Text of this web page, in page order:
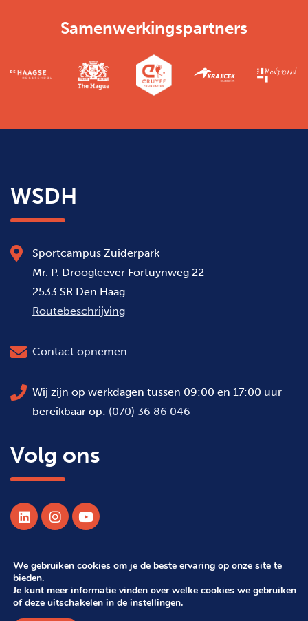
Samenwerkingspartners
WSDH
Sportcampus Zuiderpark
Mr. P. Droogleever Fortuynweg 22
2533 SR Den Haag
Routebeschrijving
Contact opnemen
Wij zijn op werkdagen tussen 09:00 en 17:00 uur
bereikbaar op: (070) 36 86 046
Volg ons
© 2026 Alle rechten voorbehouden WSDH
We gebruiken cookies om je de beste ervaring op onze site te
bieden.
Je kunt meer informatie vinden over welke cookies we gebruiken
of deze uitschakelen in de instellingen.